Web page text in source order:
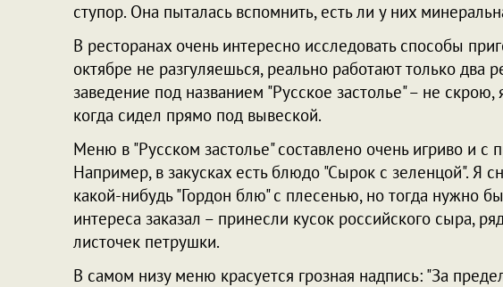
ступор. Она пыталась вспомнить, есть ли у них
В ресторанах очень интересно исследовать способы
октябре не разгуляешься, реально работают только два
заведение под названием "Русское застолье" – не
когда сидел прямо под вывеской.
Меню в "Русском застолье" составлено очень игриво и с
Например, в закусках есть блюдо "Сырок с зеленцой". Я
какой-нибудь "Гордон блю" с плесенью, но тогда нужно
интереса заказал – принесли кусок российского сыра,
листочек петрушки.
В самом низу меню красуется грозная надпись: "За